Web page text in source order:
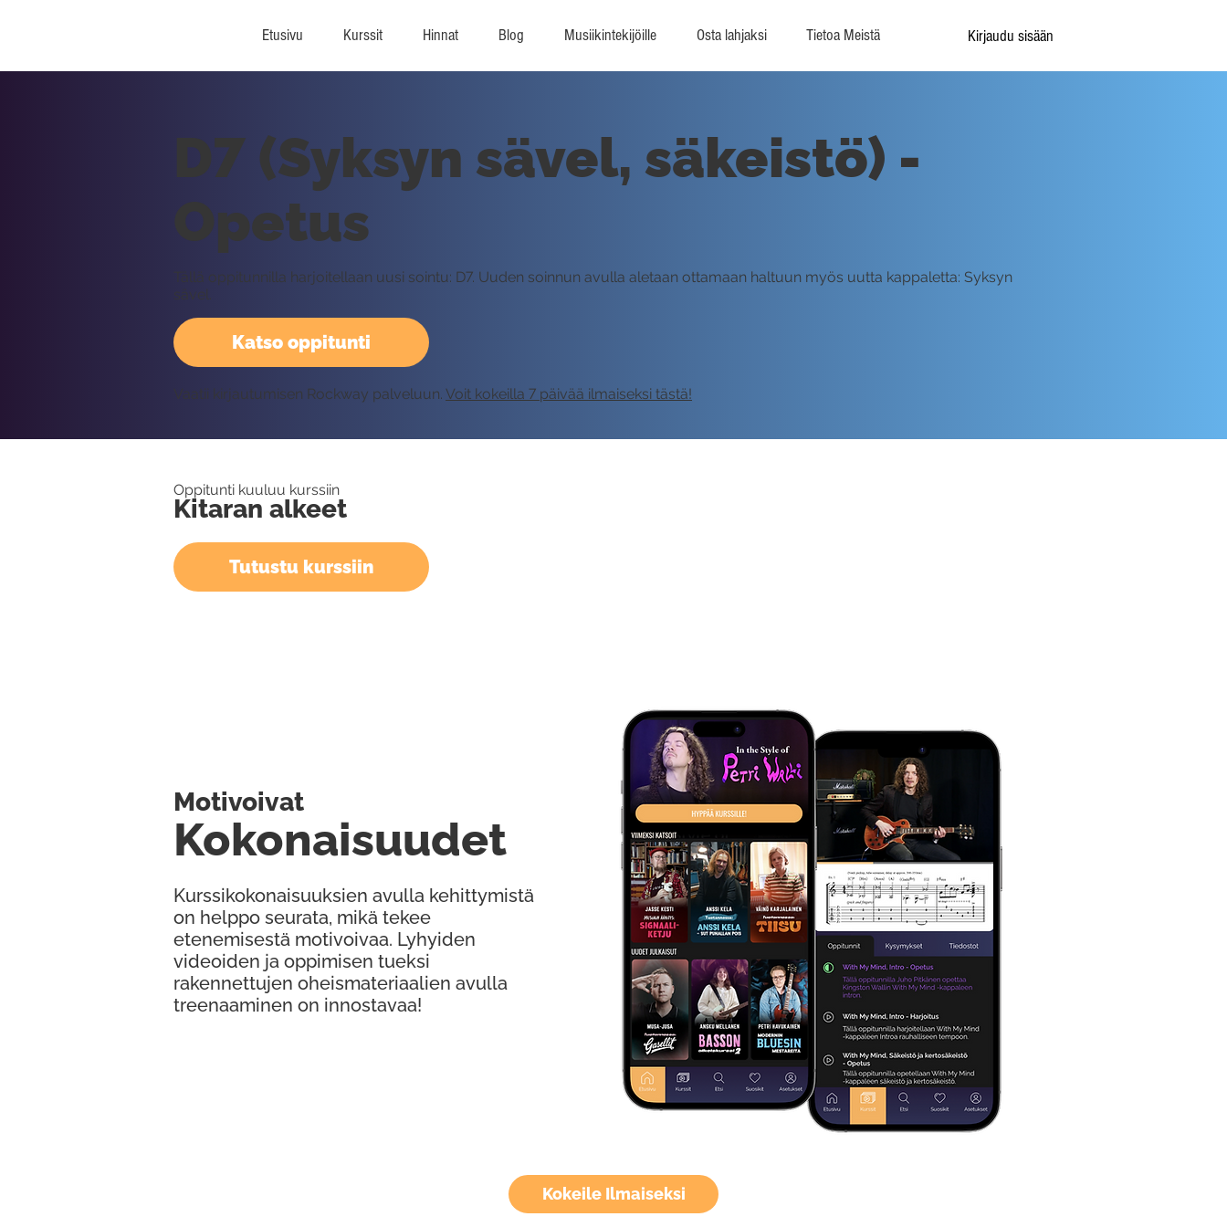
Etusivu Kurssit Hinnat Blog Musiikintekijöille Osta lahjaksi Tietoa Meistä Kirjaudu sisään
Kokeile Ilmaiseksi
Katso oppitunti
D7 (Syksyn sävel, säkeistö) -
Opetus
Tällä oppitunnilla harjoitellaan uusi sointu: D7. Uuden soinnun avulla aletaan ottamaan haltuun myös uutta kappaletta: Syksyn
sävel.
Vaatii kirjautumisen Rockway palveluun. Voit kokeilla 7 päivää ilmaiseksi tästä!
Oppitunti kuuluu kurssiin
Kitaran alkeet
Tutustu kurssiin
Kurssikokonaisuuksien avulla kehittymistä
on helppo seurata, mikä tekee
etenemisestä motivoivaa. Lyhyiden
videoiden ja oppimisen tueksi
rakennettujen oheismateriaalien avulla
treenaaminen on innostavaa!
Kokonaisuudet
Motivoivat